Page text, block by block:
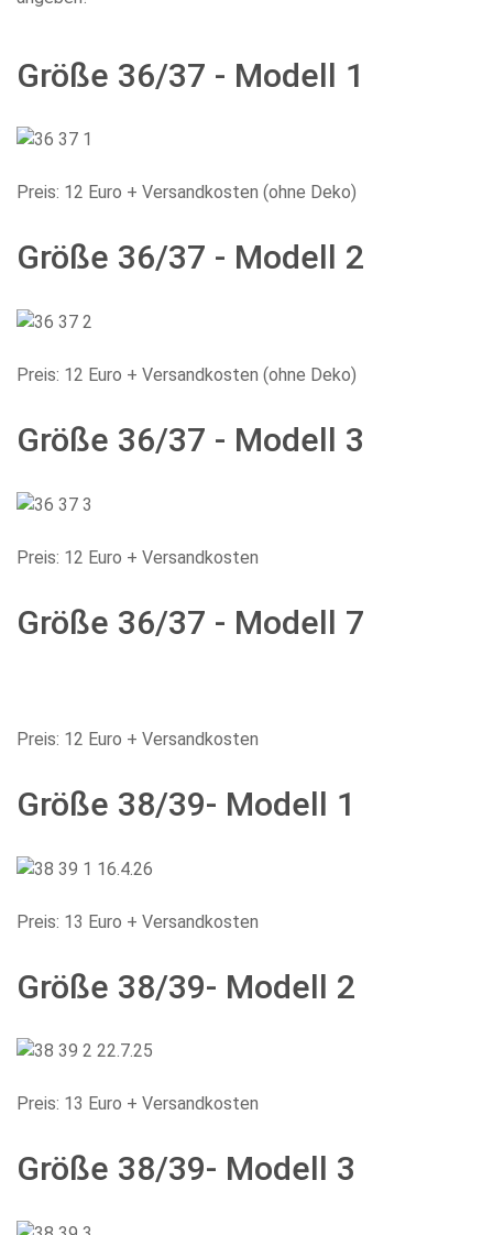
Größe 36/37 - Modell 1
Preis: 12 Euro + Versandkosten (ohne Deko)
Größe 36/37 - Modell 2
Preis: 12 Euro + Versandkosten (ohne Deko)
Größe 36/37 - Modell 3
Preis: 12 Euro + Versandkosten
Größe 36/37 - Modell 7
Preis: 12 Euro + Versandkosten
Größe 38/39- Modell 1
Preis: 13 Euro + Versandkosten
Größe 38/39- Modell 2
Preis: 13 Euro + Versandkosten
Größe 38/39- Modell 3